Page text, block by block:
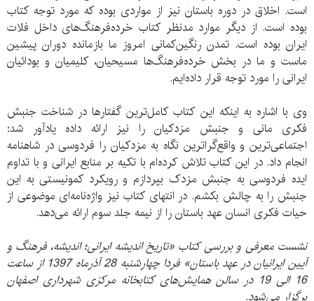
است. اخلاق در دوره باستان نیز از مواردی بوده که مورد توجه کتاب
بوده است. از دیگر موارد مدنظر کتاب خرده‌فرهنگ‌های داخل فلات
ایران بوده است. تمدن رنگین‌کمانی امروز ما بازمانده دوران پیشین
ماست و ما در بخش خرده‌فرهنگ‌ها مسیحیان، کلیمیان و بودائیان
ایرانی را مورد توجه قرار داده‌ایم.
وی با اشاره به اینکه این کتاب کامل‌ترین گفتارها در شناخت جنبش
فکری مانی و جنبش مزدکیان را نیز ارائه داده یادآور شد:
اجتماعی‌ترین و واقع‌گراترین نگاه به مزدکیان را فردوسی در شاهنامه
انجام داد. در این کتاب تلاش کرده‌ام با تکیه بر منابع ایرانی و با تداوم
ایده فردوسی به جنبش مزدک بپردازم و رویکرد کمونیستی به این
جنبش را به چالش بکشم. در انتهای کتاب نیز واژه‌نامه‌ای موضوعی از
حیات فکری انسان عهد باستان را از نیمه جلد سوم ارائه می‌دهد.
نشست معرفی و بررسی کتاب «تاریخ اندیشه ایرانی؛ اندیشه، فرهنگ و
آیین ایرانیان در عهد باستان» فردا چهارشنبه 28 آذرماه 1397 از ساعت
16 الی 19 در سالن همایش‌های کتابخانه مرکزی شهرداری اصفهان